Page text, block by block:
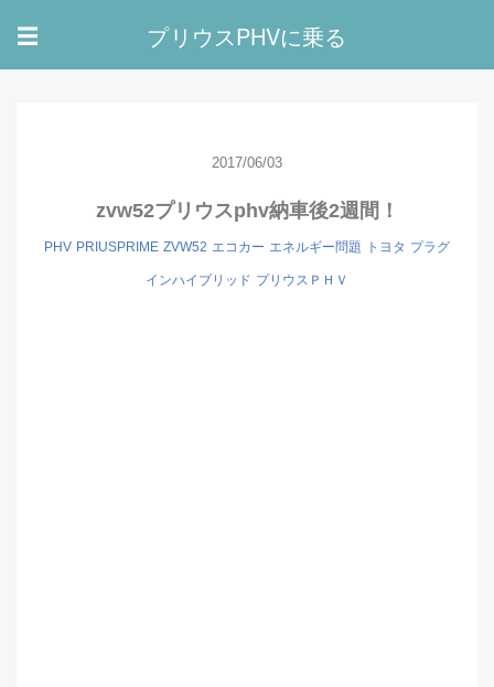
☰ プリウスPHVに乗る
2017/06/03
zvw52プリウスphv納車後2週間！
PHV PRIUSPRIME ZVW52 エコカー エネルギー問題 トヨタ プラグ
インハイブリッド プリウスＰＨＶ